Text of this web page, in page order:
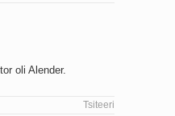
oli Alender.
Tsiteeri